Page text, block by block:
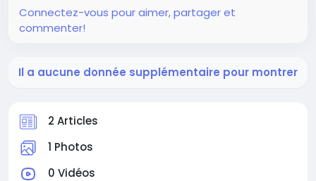
2 Articles
1 Photos
0 Vidéos
Connectez-vous pour aimer, partager et
commenter!
Il a aucune donnée supplémentaire pour montrer